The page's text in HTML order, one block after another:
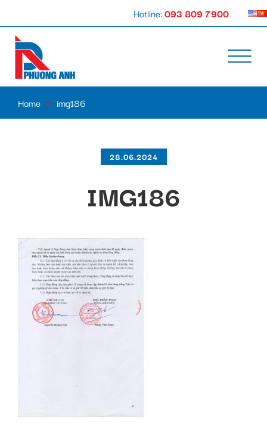
Hotline:093 809 7900
Home » img186
28.06.2024
IMG186